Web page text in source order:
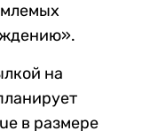
на
в размере